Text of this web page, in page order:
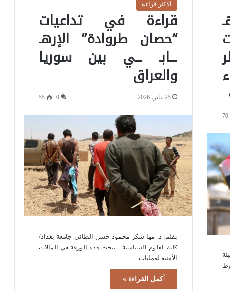
70
الاكثر قراءة
قراءة في تداعيات
“حصان طروادة” الإرهـ
ــابـ ــي بين سوريا
والعراق
25 يناير، 2026 0
55
بقلم: د. مها شكر محمود حسن الطائي جامعة بغداد/
كلية العلوم السياسية تبحث هذه الورقة في المآلات
الأمنية لعمليات…
أكمل القراءة »